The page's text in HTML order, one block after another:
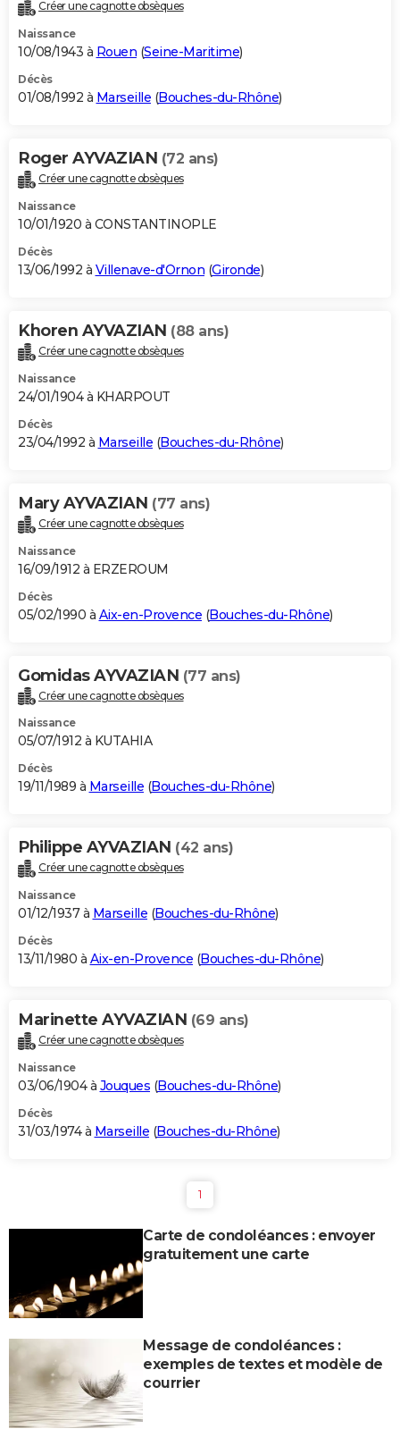
Créer une cagnotte obsèques
Naissance
10/08/1943 à Rouen (Seine-Maritime)
Décès
01/08/1992 à Marseille (Bouches-du-Rhône)
Roger AYVAZIAN (72 ans)
Créer une cagnotte obsèques
Naissance
10/01/1920 à CONSTANTINOPLE
Décès
13/06/1992 à Villenave-d'Ornon (Gironde)
Khoren AYVAZIAN (88 ans)
Créer une cagnotte obsèques
Naissance
24/01/1904 à KHARPOUT
Décès
23/04/1992 à Marseille (Bouches-du-Rhône)
Mary AYVAZIAN (77 ans)
Créer une cagnotte obsèques
Naissance
16/09/1912 à ERZEROUM
Décès
05/02/1990 à Aix-en-Provence (Bouches-du-Rhône)
Gomidas AYVAZIAN (77 ans)
Créer une cagnotte obsèques
Naissance
05/07/1912 à KUTAHIA
Décès
19/11/1989 à Marseille (Bouches-du-Rhône)
Philippe AYVAZIAN (42 ans)
Créer une cagnotte obsèques
Naissance
01/12/1937 à Marseille (Bouches-du-Rhône)
Décès
13/11/1980 à Aix-en-Provence (Bouches-du-Rhône)
Marinette AYVAZIAN (69 ans)
Créer une cagnotte obsèques
Naissance
03/06/1904 à Jouques (Bouches-du-Rhône)
Décès
31/03/1974 à Marseille (Bouches-du-Rhône)
1
Carte de condoléances : envoyer
gratuitement une carte
Message de condoléances :
exemples de textes et modèle de
courrier